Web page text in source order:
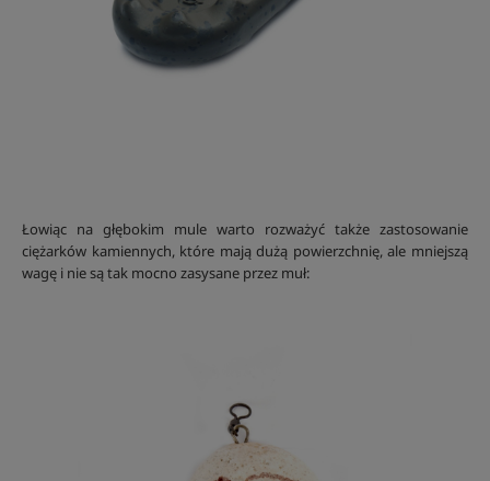
Łowiąc na głębokim mule warto rozważyć także zastosowanie
ciężarków kamiennych, które mają dużą powierzchnię, ale mniejszą
wagę i nie są tak mocno zasysane przez muł: